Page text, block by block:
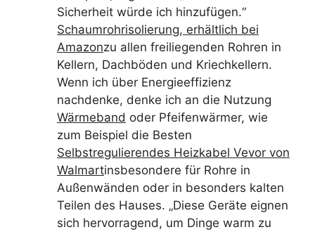
Sicherheit würde ich hinzufügen.“
Schaumrohrisolierung, erhältlich bei
Amazonzu allen freiliegenden Rohren in
Kellern, Dachböden und Kriechkellern.
Wenn ich über Energieeffizienz
nachdenke, denke ich an die Nutzung
Wärmeband oder Pfeifenwärmer, wie
zum Beispiel die Besten
Selbstregulierendes Heizkabel Vevor von
Walmartinsbesondere für Rohre in
Außenwänden oder in besonders kalten
Teilen des Hauses. „Diese Geräte eignen
sich hervorragend, um Dinge warm zu